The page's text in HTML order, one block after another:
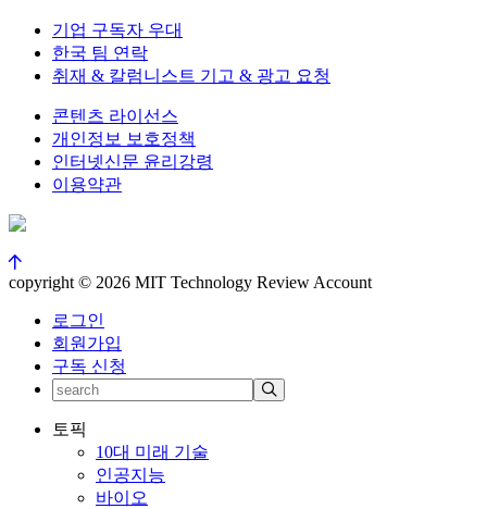
기업 구독자 우대
한국 팀 연락
취재 & 칼럼니스트 기고 & 광고 요청
콘텐츠 라이선스
개인정보 보호정책
인터넷신문 윤리강령
이용약관
copyright © 2026 MIT Technology Review Account
로그인
회원가입
구독 신청
토픽
10대 미래 기술
인공지능
바이오